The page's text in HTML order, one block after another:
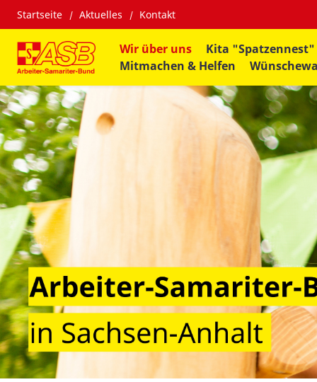
Startseite Aktuelles Kontakt
Wir über uns Kita "Spatzennest"
Mitmachen & Helfen